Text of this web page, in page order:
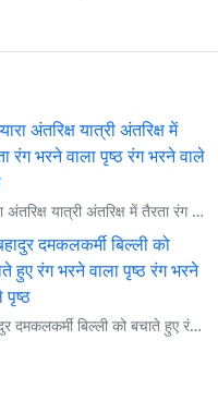
प्यारा अंतरिक्ष यात्री अंतरिक्ष में तैरता रंग भरने वाला पृष्ठ
बहादुर दमकलकर्मी बिल्ली को बचाते हुए रंग भरने वाला पृष्ठ